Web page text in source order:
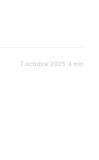
7 octobre 2025 4 min